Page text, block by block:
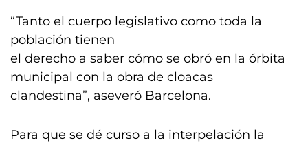
“Tanto el cuerpo legislativo como toda la
población tienen
el derecho a saber cómo se obró en la órbita
municipal con la obra de cloacas
clandestina”, aseveró Barcelona.
Para que se dé curso a la interpelación la